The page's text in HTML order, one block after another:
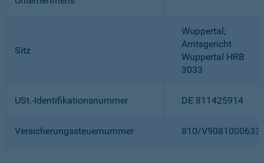
Sitz
Wuppertal;
Amtsgericht
Wuppertal HRB
3033
USt.-Identifikationsnummer DE 811425914
Versicherungssteuernummer 810/